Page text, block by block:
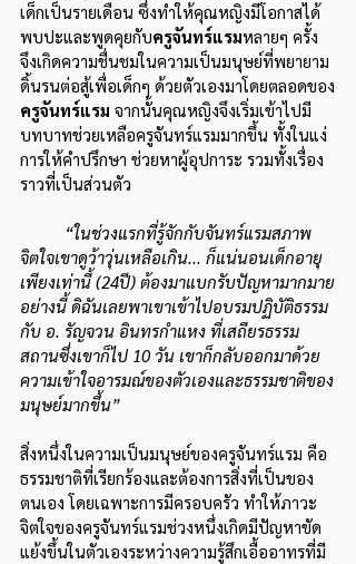
เด็กเป็นรายเดือน ซึ่งทำให้คุณหญิงมีโอกาสได้
พบปะและพูดคุยกับครูจันทร์แรมหลายๆ ครั้ง
จึงเกิดความชื่นชมในความเป็นมนุษย์ที่พยายาม
ดิ้นรนต่อสู้เพื่อเด็กๆ ด้วยตัวเองมาโดยตลอดของ
ครูจันทร์แรม จากนั้นคุณหญิงจึงเริ่มเข้าไปมี
บทบาทช่วยเหลือครูจันทร์แรมมากขึ้น ทั้งในแง่
การให้คำปรึกษา ช่วยหาผู้อุปการะ รวมทั้งเรื่อง
ราวที่เป็นส่วนตัว
“ในช่วงแรกที่รู้จักกับจันทร์แรมสภาพ
จิตใจเขาดูว้าวุ่นเหลือเกิน... ก็แน่นอนเด็กอายุ
เพียงเท่านี้ (24ปี) ต้องมาแบกรับปัญหามากมาย
อย่างนี้ ดิฉันเลยพาเขาเข้าไปอบรมปฏิบัติธรรม
กับ อ. รัญจวน อินทรกำแหง ที่เสถียรธรรม
สถานซึ่งเขาก็ไป 10 วัน เขาก็กลับออกมาด้วย
ความเข้าใจอารมณ์ของตัวเองและธรรมชาติของ
มนุษย์มากขึ้น”
สิ่งหนึ่งในความเป็นมนุษย์ของครูจันทร์แรม คือ
ธรรมชาติที่เรียกร้องและต้องการสิ่งที่เป็นของ
ตนเอง โดยเฉพาะการมีครอบครัว ทำให้ภาวะ
จิตใจของครูจันทร์แรมช่วงหนึ่งเกิดมีปัญหาขัด
แย้งขึ้นในตัวเองระหว่างความรู้สึกเอื้ออาทรที่มี